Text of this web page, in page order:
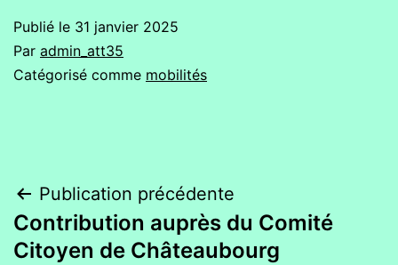
Publié le 31 janvier 2025
Par admin_att35
Catégorisé comme mobilités
Navigation
de
Publication précédente
Contribution auprès du Comité
Citoyen de Châteaubourg